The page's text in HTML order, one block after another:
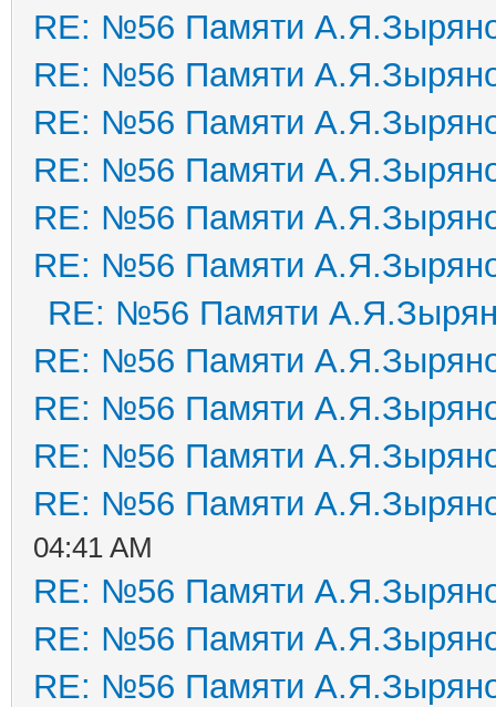
RE: №56 Памяти
RE: №56 Памяти
RE: №56 Памяти
RE: №56 Памяти
RE: №56 Памяти
RE: №56 Памяти
RE: №56 Памяти
RE: №56 Памяти
RE: №56 Памяти
RE: №56 Памяти
RE: №56 Памяти
04:41 AM
RE: №56 Памяти
RE: №56 Памяти
RE: №56 Памяти